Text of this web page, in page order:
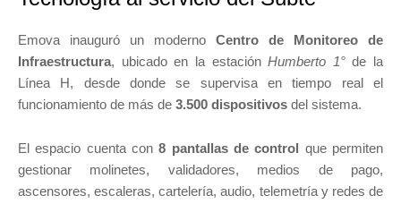
Emova inauguró un moderno Centro de Monitoreo de
Infraestructura, ubicado en la estaciónHumberto 1°de la
Línea H, desde donde se supervisa en tiempo real el
funcionamiento de más de 3.500 dispositivos del sistema.
El espacio cuenta con8 pantallas de control que permiten
gestionar molinetes, validadores, medios de pago,
ascensores, escaleras, cartelería, audio, telemetría y redes de